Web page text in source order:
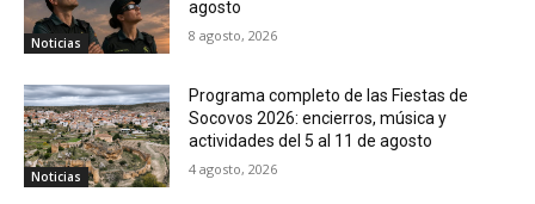
Noticias
agosto
8 agosto, 2026
Noticias
Programa completo de las Fiestas de
Socovos 2026: encierros, música y
actividades del 5 al 11 de agosto
4 agosto, 2026